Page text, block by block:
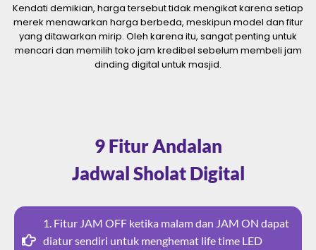
Kendati demikian, harga tersebut tidak mengikat karena setiap
merek menawarkan harga berbeda, meskipun model dan fitur
yang ditawarkan mirip. Oleh karena itu, sangat penting untuk
mencari dan memilih toko jam kredibel sebelum membeli jam
dinding digital untuk masjid.
9 Fitur Andalan
Jadwal Sholat Digital
1. Fitur JAM OFF ketika malam dan JAM ON dapat
diatur sendiri untuk menghemat life time LED